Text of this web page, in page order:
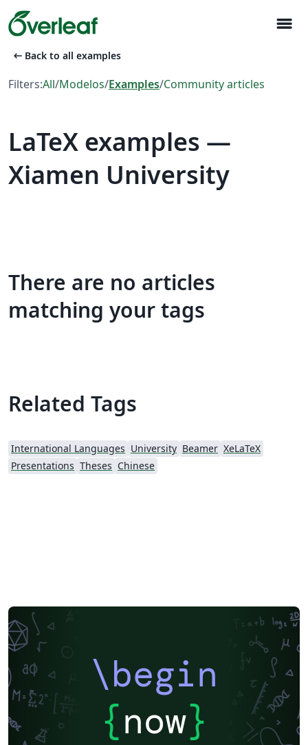
menu
arrow_left_alt Back to all examples
Filters:All/Modelos/Examples/Community articles
LaTeX examples —
Xiamen University
There are no articles
matching your tags
Related Tags
International Languages University Beamer XeLaTeX
Presentations Theses Chinese
\begin
{now}